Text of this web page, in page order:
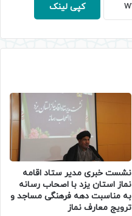
کپی لینک
نشست خبری مدیر ستاد اقامه
نماز استان یزد با اصحاب رسانه
به مناسبت دهه فرهنگی مساجد و
ترویج معارف نماز